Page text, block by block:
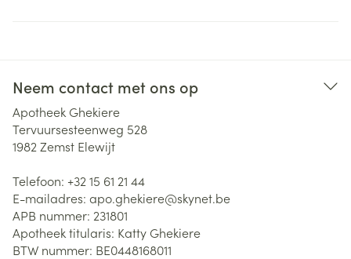
Neem contact met ons op
Apotheek Ghekiere
Tervuursesteenweg 528
1982 Zemst Elewijt
Telefoon: +32 15 61 21 44
E-mailadres: apo.ghekiere@skynet.be
APB nummer: 231801
Apotheek titularis: Katty Ghekiere
BTW nummer: BE0448168011